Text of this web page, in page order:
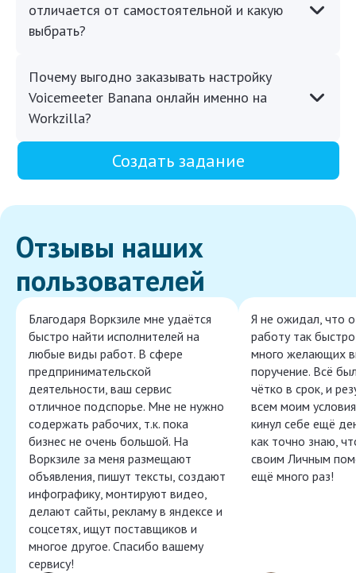
отличается от самостоятельной и какую
выбрать?
Почему выгодно заказывать настройку
Voicemeeter Banana онлайн именно на
Workzilla?
Создать задание
Отзывы наших
пользователей
Благодаря Воркзиле мне удаётся
быстро найти исполнителей на
любые виды работ. В сфере
предпринимательской
деятельности, ваш сервис
отличное подспорье. Мне не нужно
содержать рабочих, т.к. пока
бизнес не очень большой. На
Воркзиле за меня размещают
объявления, пишут тексты, создают
инфографику, монтируют видео,
делают сайты, рекламу в яндексе и
соцсетях, ищут поставщиков и
многое другое. Спасибо вашему
сервису!
Я не ожидал, что
работу так
много желающих
поручение. Всё
чётко в срок, и
всем моим
кинул себе ещё
как точно знаю,
своим Личным
ещё много раз!